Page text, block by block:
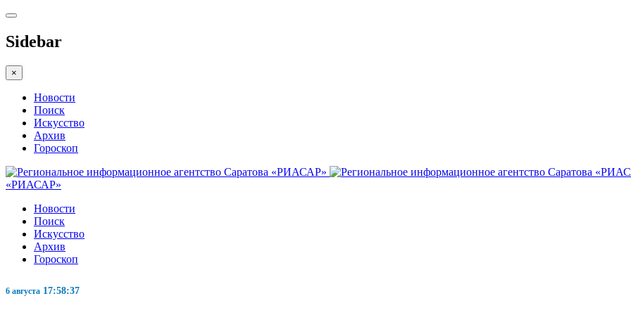
Sidebar
×
Новости
Поиск
Искусство
Архив
Гороскоп
«РИАСАР»
Новости
Поиск
Искусство
Архив
Гороскоп
6 августа 17:58:38